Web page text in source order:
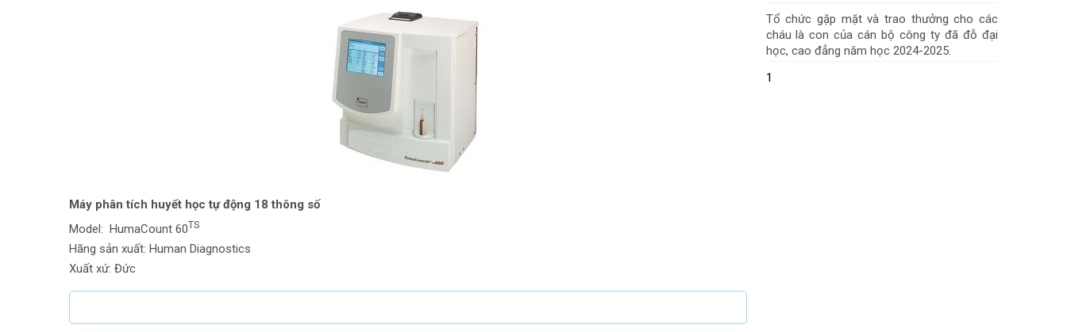
Máy phân tích huyết học tự động 18 thông số
Model: HumaCount 60TS
Hãng sản xuất: Human Diagnostics
Xuất xứ: Đức
Tổ chức gặp mặt và trao thưởng cho các
cháu là con của cán bộ công ty đã đỗ đại
học, cao đẳng năm học 2024-2025.
1